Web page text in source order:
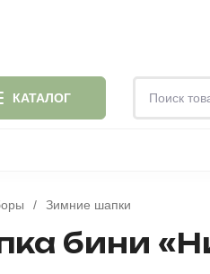
КАТАЛОГ
/ Зимние шапки
бини